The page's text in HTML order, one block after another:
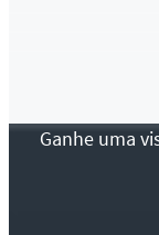
Ganhe uma